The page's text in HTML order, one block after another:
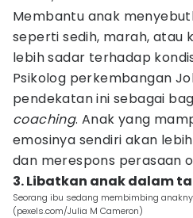
Membantu anak
seperti sedih, marah,
lebih sadar terhadap
Psikolog perkembangan
pendekatan ini sebagai
coaching. Anak yang
emosinya sendiri akan
dan merespons perasaan
3. Libatkan anak dalam
Seorang ibu sedang membimbing
(pexels.com/Julia M Cameron)